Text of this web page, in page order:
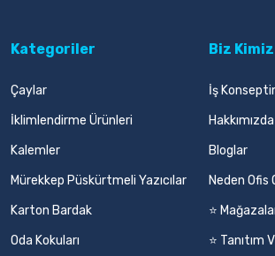
Kategoriler
Çaylar
İklimlendirme Ürünleri
Kalemler
Mürekkep Püskürtmeli Yazıcılar
Karton Bardak
Oda Kokuları
Biz Kimiz
İş
Hakkımızda
Bloglar
Neden Ofis
⭐
⭐ Tanıtım